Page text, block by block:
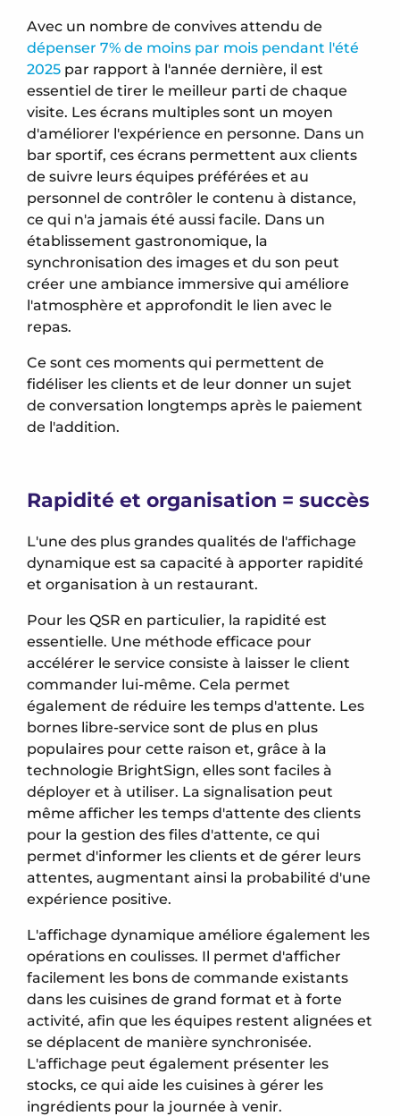
Avec un nombre de convives attendu de
dépenser 7% de moins par mois pendant l'été
2025 par rapport à l'année dernière, il est
essentiel de tirer le meilleur parti de chaque
visite. Les écrans multiples sont un moyen
d'améliorer l'expérience en personne. Dans un
bar sportif, ces écrans permettent aux clients
de suivre leurs équipes préférées et au
personnel de contrôler le contenu à distance,
ce qui n'a jamais été aussi facile. Dans un
établissement gastronomique, la
synchronisation des images et du son peut
créer une ambiance immersive qui améliore
l'atmosphère et approfondit le lien avec le
repas.
Ce sont ces moments qui permettent de
fidéliser les clients et de leur donner un sujet
de conversation longtemps après le paiement
de l'addition.
Rapidité et organisation = succès
L'une des plus grandes qualités de l'affichage
dynamique est sa capacité à apporter rapidité
et organisation à un restaurant.
Pour les QSR en particulier, la rapidité est
essentielle. Une méthode efficace pour
accélérer le service consiste à laisser le client
commander lui-même. Cela permet
également de réduire les temps d'attente. Les
bornes libre-service sont de plus en plus
populaires pour cette raison et, grâce à la
technologie BrightSign, elles sont faciles à
déployer et à utiliser. La signalisation peut
même afficher les temps d'attente des clients
pour la gestion des files d'attente, ce qui
permet d'informer les clients et de gérer leurs
attentes, augmentant ainsi la probabilité d'une
expérience positive.
L'affichage dynamique améliore également les
opérations en coulisses. Il permet d'afficher
facilement les bons de commande existants
dans les cuisines de grand format et à forte
activité, afin que les équipes restent alignées et
se déplacent de manière synchronisée.
L'affichage peut également présenter les
stocks, ce qui aide les cuisines à gérer les
ingrédients pour la journée à venir.